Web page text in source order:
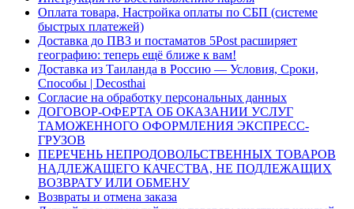
Оплата товара, Настройка оплаты по СБП (системе
быстрых платежей)
Доставка до ПВЗ и постаматов 5Post расширяет
географию: теперь ещё ближе к вам!
Доставка из Таиланда в Россию — Условия, Сроки,
Способы | Decosthai
Согласие на обработку персональных данных
ДОГОВОР-ОФЕРТА ОБ ОКАЗАНИИ УСЛУГ
ТАМОЖЕННОГО ОФОРМЛЕНИЯ ЭКСПРЕСС-
ГРУЗОВ
ПЕРЕЧЕНЬ НЕПРОДОВОЛЬСТВЕННЫХ ТОВАРОВ
НАДЛЕЖАЩЕГО КАЧЕСТВА, НЕ ПОДЛЕЖАЩИХ
ВОЗВРАТУ ИЛИ ОБМЕНУ
Возвраты и отмена заказа